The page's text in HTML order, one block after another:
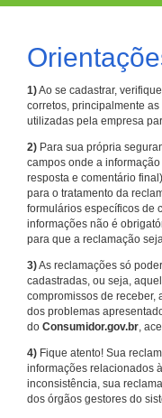
1)Ao se cadastrar,
corretos, principalmente
utilizadas pela empresa
2) Para sua própria
campos onde a
resposta e comentário
para o tratamento da
formulários específicos de
informações não é
para que a reclamação
3)As reclamações só
cadastradas, ou seja,
compromissos de receber,
dos problemas
do Consumidor.gov.br,
4) Fique atento! Sua
informações relacionados
inconsistência, sua
dos órgãos gestores do